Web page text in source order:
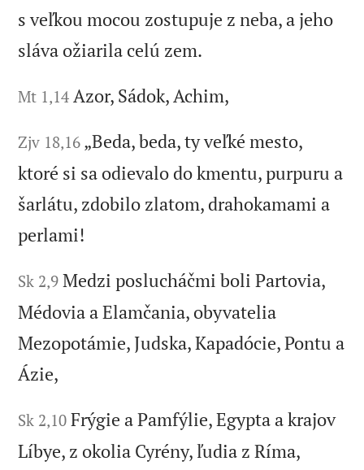
s veľkou mocou zostupuje z neba, a jeho
sláva ožiarila celú zem.
Mt 1,14 Azor, Sádok, Achim,
Zjv 18,16 „Beda, beda, ty veľké mesto,
ktoré si sa odievalo do kmentu, purpuru a
šarlátu, zdobilo zlatom, drahokamami a
perlami!
Sk 2,9 Medzi poslucháčmi boli Partovia,
Médovia a Elamčania, obyvatelia
Mezopotámie, Judska, Kapadócie, Pontu a
Ázie,
Sk 2,10 Frýgie a Pamfýlie, Egypta a krajov
Líbye, z okolia Cyrény, ľudia z Ríma,